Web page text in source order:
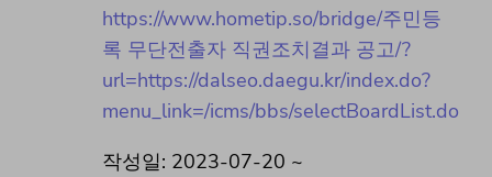
https://www.hometip.so/bridge/주민등
록 무단전출자 직권조치결과 공고/?
url=https://dalseo.daegu.kr/index.do?
menu_link=/icms/bbs/selectBoardList.do
작성일: 2023-07-20 ~